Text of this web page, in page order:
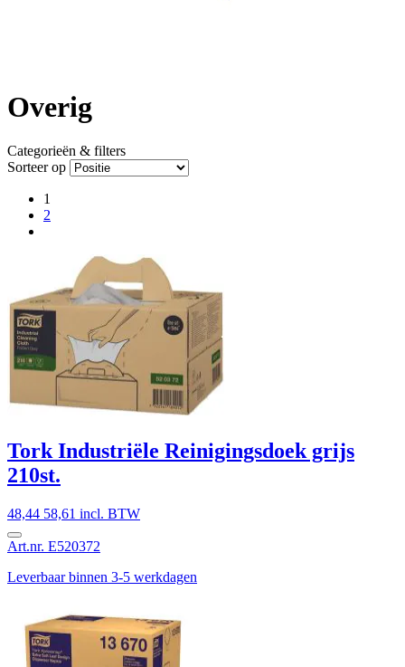
Overig
Categorieën & filters
Sorteer op
1
2
Tork Industriële Reinigingsdoek grijs
210st.
48,44 58,61 incl. BTW
Art.nr. E520372
Leverbaar binnen 3-5 werkdagen